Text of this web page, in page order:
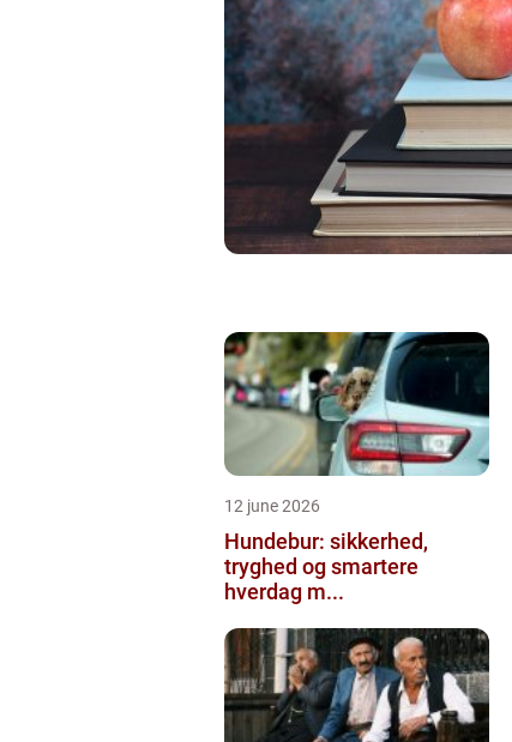
12 june 2026
Hundebur: sikkerhed,
tryghed og smartere
hverdag m...